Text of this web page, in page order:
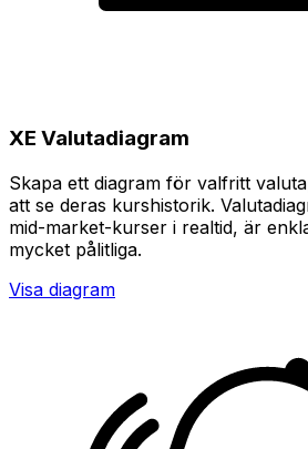
XE Valutadiagram
Skapa ett diagram för valfritt
att se deras kurshistorik.
mid-market-kurser i realtid, är
mycket pålitliga.
Visa diagram